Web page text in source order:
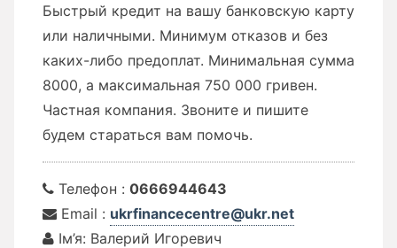
Быстрый кредит на вашу банковскую карту
или наличными. Минимум отказов и без
каких-либо предоплат. Минимальная сумма
8000, а максимальная 750 000 гривен.
Частная компания. Звоните и пишите
будем стараться вам помочь.
Телефон : 0666944643
Email : ukrfinancecentre@ukr.net
Ім’я: Валерий Игоревич